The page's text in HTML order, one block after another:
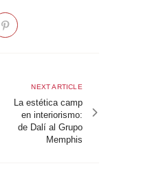
Next
article
NEXT ARTICLE
La estética camp
en interiorismo:
de Dalí al Grupo
Memphis